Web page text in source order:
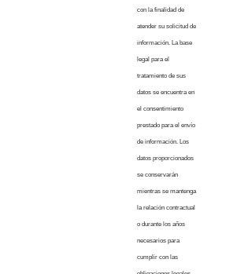
con la finalidad de
atender su solicitud de
información. La base
legal para el
tratamiento de sus
datos se encuentra en
el consentimiento
prestado para el envío
de información. Los
datos proporcionados
se conservarán
mientras se mantenga
la relación contractual
o durante los años
necesarios para
cumplir con las